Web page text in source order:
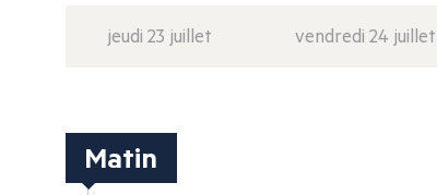
jeudi 23 juillet vendredi 24 juillet
Matin